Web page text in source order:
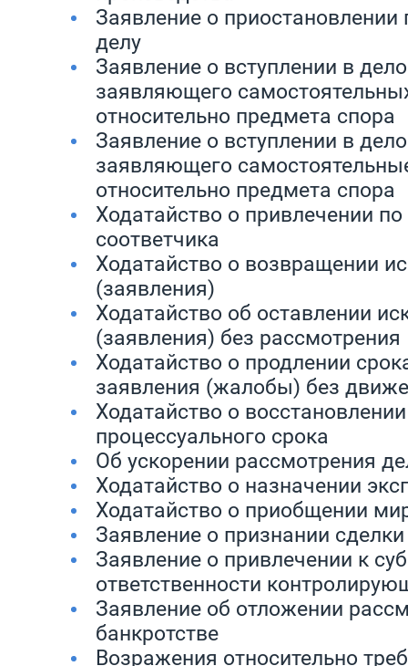
Заявление о приостановлении
делу
Заявление о вступлении в
заявляющего
относительно предмета спора
Заявление о вступлении в
заявляющего
относительно предмета спора
Ходатайство о привлечении
соответчика
Ходатайство о возвращении
(заявления)
Ходатайство об оставлении
(заявления) без рассмотрения
Ходатайство о продлении
заявления (жалобы) без
Ходатайство о
процессуального срока
Об ускорении рассмотрения
Ходатайство о назначении
Ходатайство о приобщении
Заявление о признании
Заявление о привлечении к
ответственности
Заявление об отложении
банкротстве
Возражения относительно